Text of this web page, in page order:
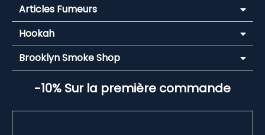
Articles Fumeurs
Hookah
Brooklyn Smoke Shop
-10% Sur la première commande